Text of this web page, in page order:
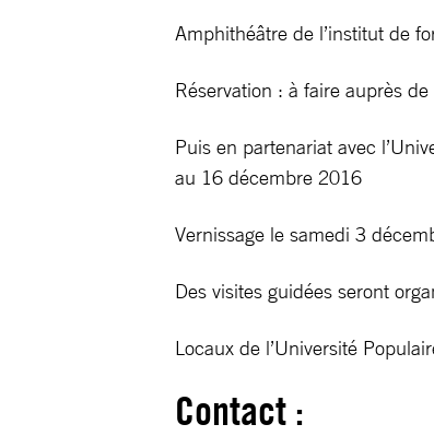
Amphithéâtre de l’institut de
Réservation : à faire auprès
Puis en partenariat avec
au 16 décembre 2016
Vernissage le samedi 3
Des visites guidées seront
Locaux de l’Université
Contact :